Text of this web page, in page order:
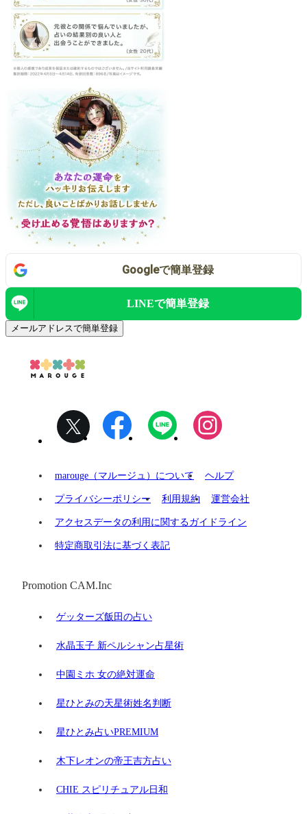
Googleで簡単登録
LINEで簡単登録
メールアドレスで簡単登録
marouge（マルージュ）について ヘルプ
プライバシーポリシー 利用規約 運営会社
アクセスデータの利用に関するガイドライン
特定商取引法に基づく表記
Promotion CAM.Inc
ゲッターズ飯田の占い
水晶玉子 新ペルシャン占星術
中園ミホ 女の絶対運命
星ひとみの天星術姓名判断
星ひとみ占いPREMIUM
木下レオンの帝王吉方占い
CHIE スピリチュアル日和